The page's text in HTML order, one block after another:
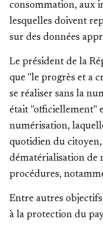
consommation, aux
lesquelles doivent
sur des données
Le président de la
que "le progrès et a
se réaliser sans la
était "officiellement"
numérisation,
quotidien du
dématérialisation de
procédures,
Entre autres
à la protection du